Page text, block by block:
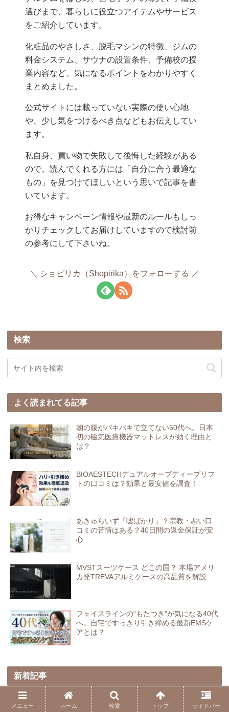
選びまで、暮らしに役立つアイテムやサービス
をご紹介しています。
化粧品のやさしさ、脱毛マシンの特徴、ジムの
料金システム、サウナの設置条件、予備校の授
業内容など、気になるポイントをわかりやすく
まとめました。
公式サイトには載っていない実際の使い心地
や、少し気をつけるべき点などもお伝えしてい
ます。
私自身、買い物で失敗して後悔した経験がある
ので、読んでくれる方には「自分に合う最適な
もの」を見つけてほしいという思いで記事を書
いています。
お得なキャンペーン情報や最新のルールもしっ
かりチェックしてお届けしていますので検討前
の参考にして下さいね。
ショピリカ（Shopirika）をフォローする
検索
よく読まれてる記事
朝の腰がバキバキで立てない50代へ。日本
初の磁気医療機器マットレスが効く理由と
は？
BIOAESTECHデュアルオーブディープリフ
トの口コミは？効果と最安値を調査！
あきゅらいず「嘘ばかり」？宗教・悪い口
コミの苦情はある？40日間の返金保証が安
心
MVSTスーツケース どこの国？ 本場アメリ
カ発TREVAアルミケースの高品質を解説
フェイスラインの“もたつき”が気になる40代
へ。自宅ですっきり引き締める最新EMSケ
アとは？
新着記事
グランピング施設にバレルサウナを導
メニュー ホーム 検索 トップ サイドバー